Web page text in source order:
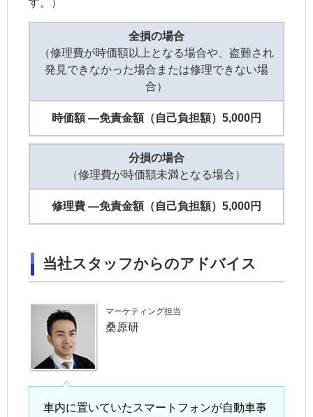
全損の場合
（修理費が時価額以上となる場合や、盗難され
発見できなかった場合または修理できない場
合）
時価額 ―免責金額（自己負担額） 5,000円
分損の場合
（修理費が時価額未満となる場合）
修理費 ―免責金額（自己負担額） 5,000円
当社スタッフからのアドバイス
マーケティング担当
桑原研
車内に置いていたスマートフォンが自動車事